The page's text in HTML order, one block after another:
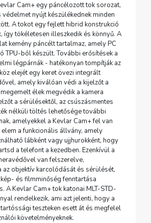
Cam+ egy páncélozott tok sorozat,
nyújt készülékednek minden
A tokot egy fejlett hibrid konstrukció
így tökéletesen illeszkedik és könnyű. A
kemény páncélt tartalmaz, amely PC
TPU-ból készült. További erősítések a
légpárnák - hatékonyan tompítják az
elejét egy keret övezi integrált
amely kiválóan védi a kijelzőt a
élek megvédik a kamera
a sérülésektől, az csúszásmentes
nélküli töltés lehetősége további
amelyekkel a Kevlar Cam+ fel van
a funkcionális állvány, amely
lábként vagy ujjhurokként, hogy
a telefont a kezedben. Ezenkívül a
van felszerelve,
az objektív karcolódását és sérülését,
és filmminőség fenntartása
A Kevlar Cam+ tok katonai MLT-STD-
rendelkezik, ami azt jelenti, hogy a
teszteken esett át és megfelel
követelményeknek.